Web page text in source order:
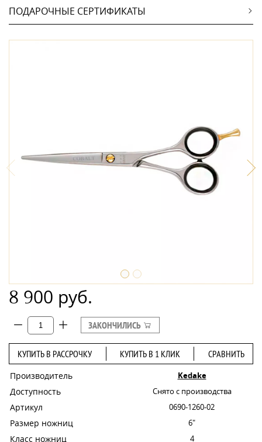
ПОДАРОЧНЫЕ СЕРТИФИКАТЫ
8 900 руб.
ЗАКОНЧИЛИСЬ
КУПИТЬ В РАССРОЧКУ КУПИТЬ В 1 КЛИК СРАВНИТЬ
Производитель Kedake
Доступность Снято с производства
Артикул 0690-1260-02
Размер ножниц 6"
Класс ножниц 4